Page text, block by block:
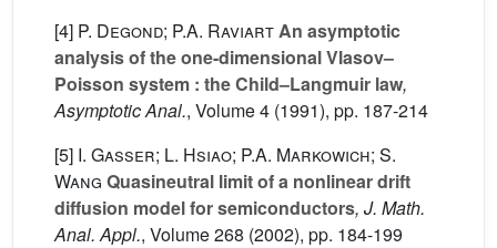
[4] P. Degond; P.A. RaviartAn asymptotic
analysis of the one-dimensional Vlasov–
Poisson system : the Child–Langmuir law,
Asymptotic Anal., Volume 4 (1991), pp. 187-214
[5] I. Gasser; L. Hsiao; P.A. Markowich; S.
Wang Quasineutral limit of a nonlinear drift
diffusion model for semiconductors, J. Math.
Anal. Appl., Volume 268 (2002), pp. 184-199